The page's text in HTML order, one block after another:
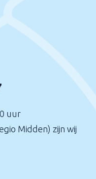
uur
Midden) zijn wij